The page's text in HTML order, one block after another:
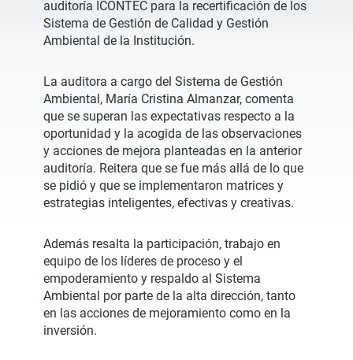
auditoría ICONTEC para la recertificación de los
Sistema de Gestión de Calidad y Gestión
Ambiental de la Institución.
La auditora a cargo del Sistema de Gestión
Ambiental, María Cristina Almanzar, comenta
que se superan las expectativas respecto a la
oportunidad y la acogida de las observaciones
y acciones de mejora planteadas en la anterior
auditoría. Reitera que se fue más allá de lo que
se pidió y que se implementaron matrices y
estrategias inteligentes, efectivas y creativas.
Además resalta la participación, trabajo en
equipo de los líderes de proceso y el
empoderamiento y respaldo al Sistema
Ambiental por parte de la alta dirección, tanto
en las acciones de mejoramiento como en la
inversión.